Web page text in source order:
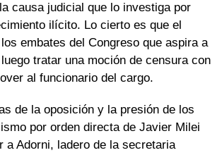
causa judicial que lo investiga por
ilícito. Lo cierto es que el
embates del Congreso que aspira a
tratar una moción de censura con
al funcionario del cargo.
de la oposición y la presión de los
por orden directa de Javier Milei
a Adorni, ladero de la secretaria